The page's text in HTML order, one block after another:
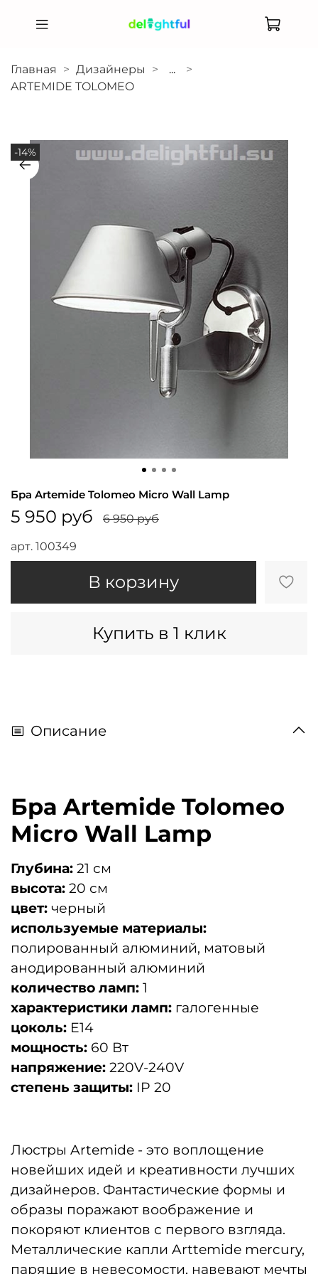
Главная Дизайнеры
...
ARTEMIDE TOLOMEO
-14%
арт. 100349
Бра Artemide Tolomeo Micro Wall Lamp
5 950 руб 6 950 руб
В корзину
Купить в 1 клик
Описание
Бра Artemide Tolomeo
Micro Wall Lamp
Глубина: 21 см
высота: 20 см
цвет: черный
используемые материалы:
полированный алюминий, матовый
анодированный алюминий
количество ламп: 1
характеристики ламп: галогенные
цоколь: E14
мощность: 60 Вт
напряжение: 220V-240V
степень защиты: IP 20
Люстры Artemide - это воплощение
новейших идей и креативности лучших
дизайнеров. Фантастические формы и
образы поражают воображение и
покоряют клиентов с первого взгляда.
Металлические капли Arttemide mercury,
парящие в невесомости, навевают мечты